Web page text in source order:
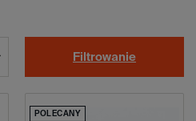
Filtrowanie
POLECANY